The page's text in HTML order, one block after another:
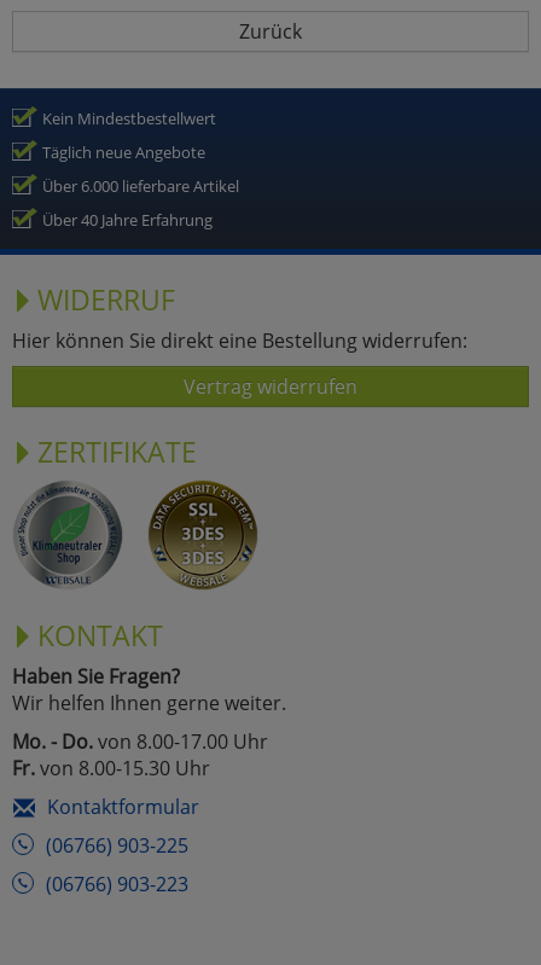
Zurück
Kein Mindestbestellwert
Täglich neue Angebote
Über 6.000 lieferbare Artikel
Über 40 Jahre Erfahrung
WIDERRUF
Hier können Sie direkt eine Bestellung widerrufen:
Vertrag widerrufen
ZERTIFIKATE
KONTAKT
Haben Sie Fragen?
Wir helfen Ihnen gerne weiter.
Mo. - Do.von 8.00-17.00 Uhr
Fr.von 8.00-15.30 Uhr
Kontaktformular
(06766) 903-225
(06766) 903-223